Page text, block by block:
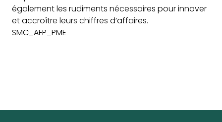
également les rudiments nécessaires pour innover
et accroître leurs chiffres d’affaires.
SMC_AFP_PME